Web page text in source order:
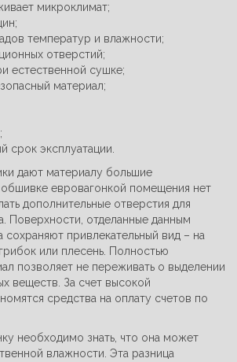
микроклимат;
температур и влажности;
отверстий;
естественной сушке;
материал;
срок эксплуатации.
дают материалу большие
евровагонкой помещения нет
дополнительные отверстия для
Поверхности, отделанные данным
сохраняют привлекательный вид – на
или плесень. Полностью
позволяет не переживать о выделении
веществ. За счет высокой
средства на оплату счетов по
необходимо знать, что она может
влажности. Эта разница